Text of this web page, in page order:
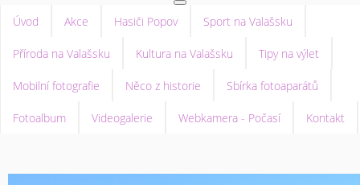
Úvod Akce Hasiči Popov Sport na Valašsku
Příroda na Valašsku Kultura na Valašsku Tipy na výlet
Mobilní fotografie Něco z historie Sbírka fotoaparátů
Fotoalbum Videogalerie Webkamera - Počasí Kontakt